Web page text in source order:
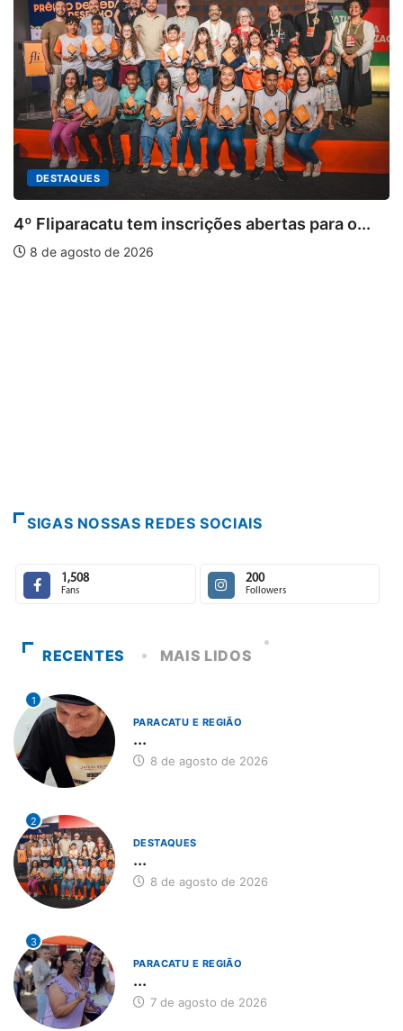
DESTAQUES
4º Fliparacatu tem inscrições abertas para o...
8 de agosto de 2026
SIGAS NOSSAS REDES SOCIAIS
1,508
Fans
200
Followers
RECENTES MAIS LIDOS
1
PARACATU E REGIÃO
...
8 de agosto de 2026
2
DESTAQUES
...
8 de agosto de 2026
3
PARACATU E REGIÃO
...
7 de agosto de 2026